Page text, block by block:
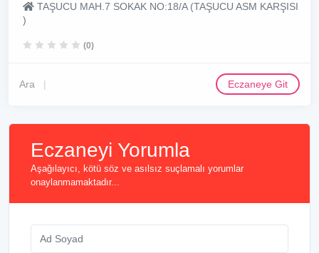
TAŞUCU MAH.7 SOKAK NO:18/A (TAŞUCU ASM KARŞISI
)
(0)
Ara Eczaneye Git
Eczaneyi Yorumla
Aşağılayıcı, kötü söz ve asılsız suçlamalı yorumlar
onaylanmamaktadır...